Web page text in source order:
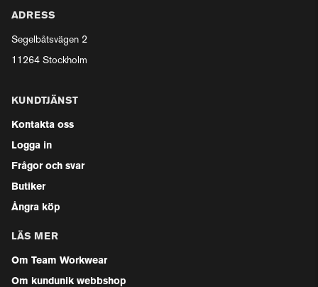
ADRESS
Segelbåtsvägen 2
11264 Stockholm
KUNDTJÄNST
Kontakta oss
Logga in
Frågor och svar
Butiker
Ångra köp
LÄS MER
Om Team Workwear
Om kundunik webbshop